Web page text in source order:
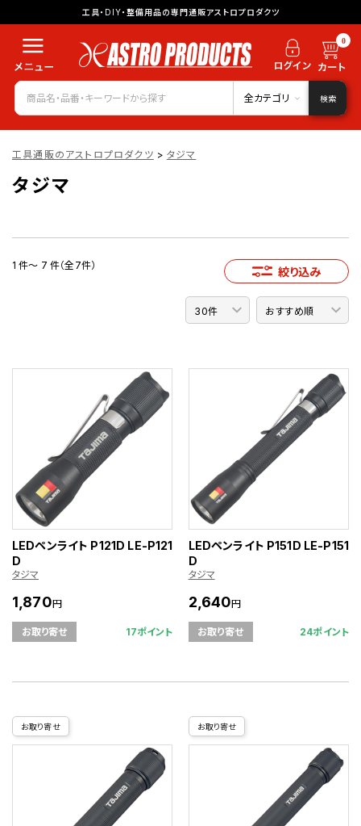
工具・DIY・整備用品の専門通販アストロプロダクツ
0
全カテゴリ 検索
工具通販のアストロプロダクツ > タジマ
タジマ
1 件～ 7 件（全7件） 絞り込み
LEDペンライト P121D LE-P121
D
タジマ
1,870円
お取り寄せ 17ポイント
LEDペンライト P151D LE-P151
D
タジマ
2,640円
お取り寄せ 24ポイント
お取り寄せ お取り寄せ